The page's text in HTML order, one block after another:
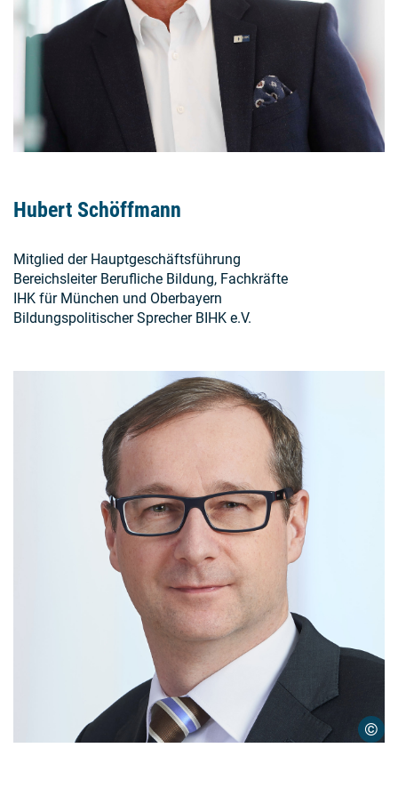
Hubert Schöffmann
Mitglied der Hauptgeschäftsführung
Bereichsleiter Berufliche Bildung, Fachkräfte
IHK für München und Oberbayern
Bildungspolitischer Sprecher BIHK e.V.
©